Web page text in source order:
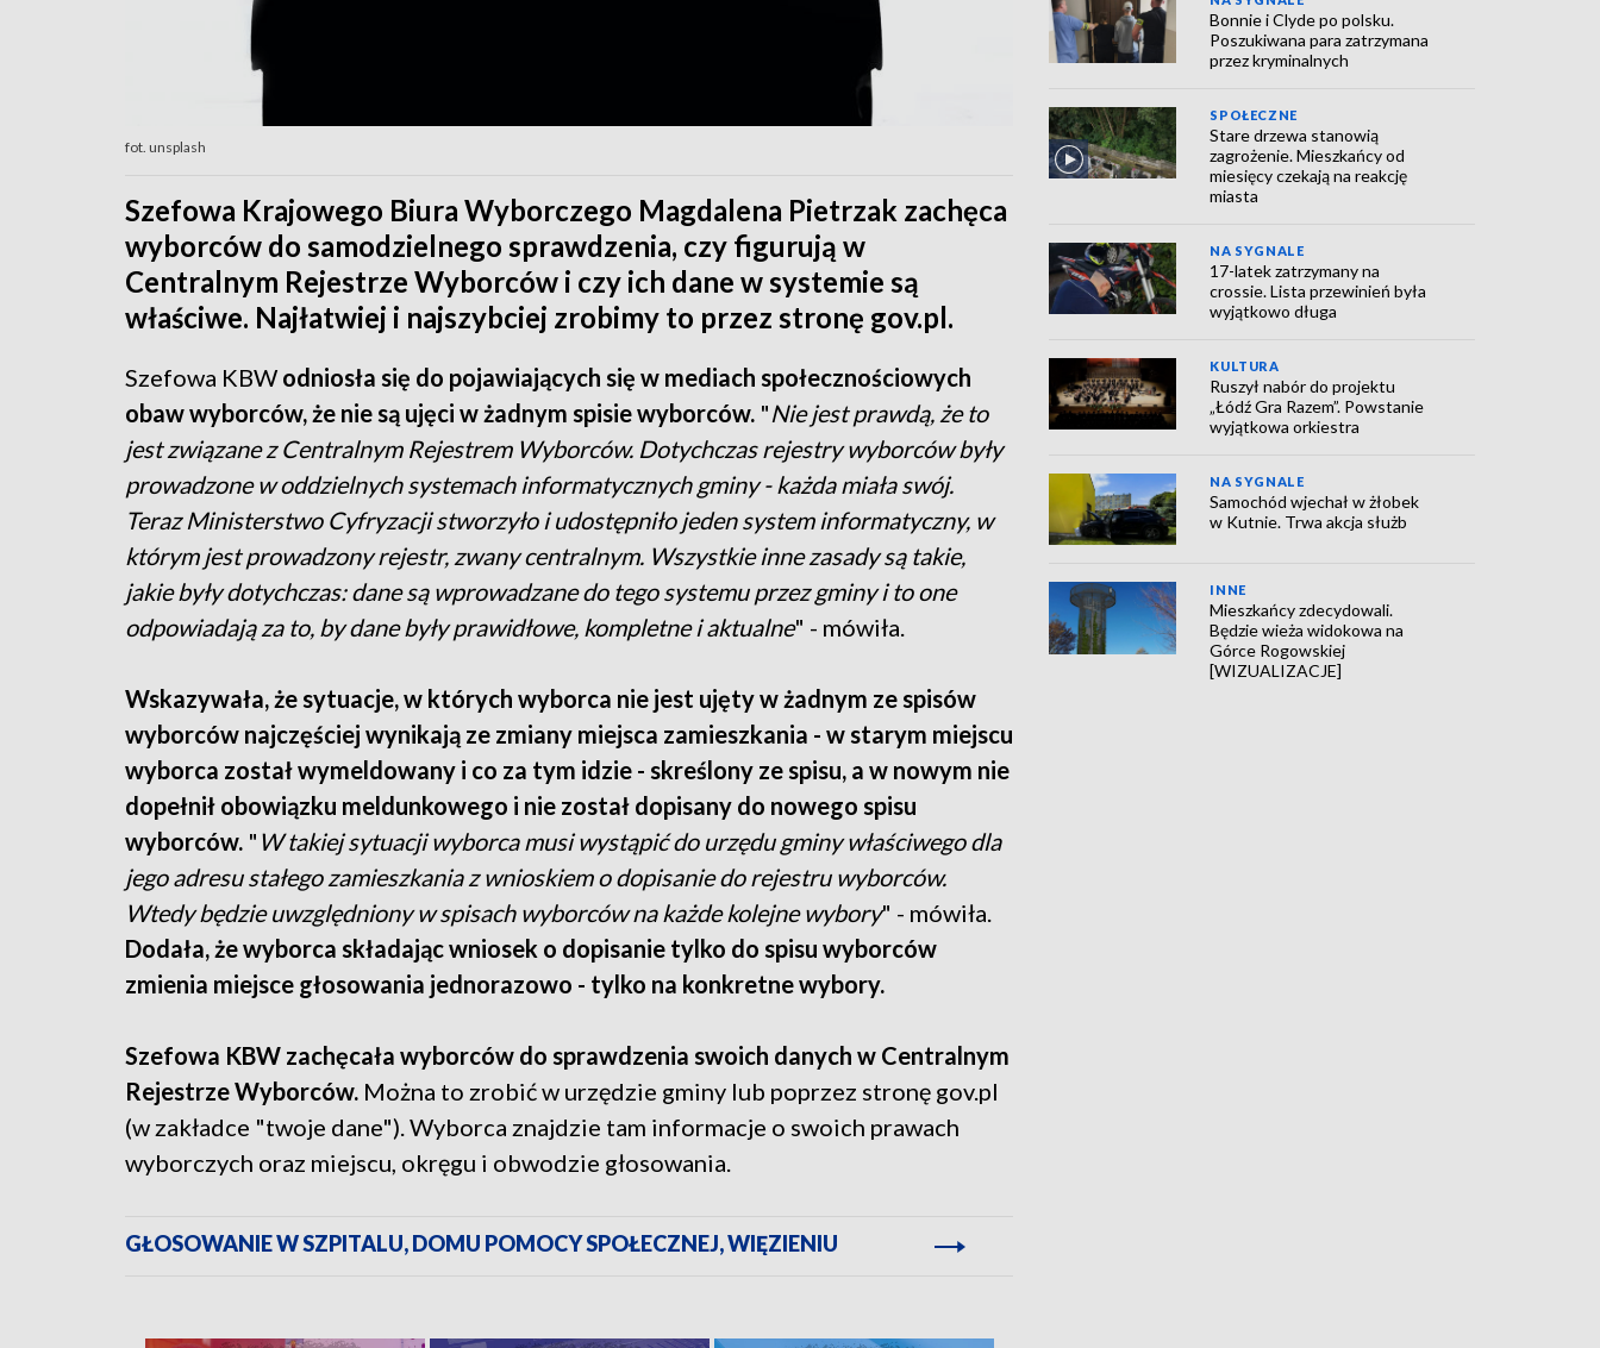
fot. unsplash
Szefowa Krajowego Biura Wyborczego Magdalena Pietrzak zachęca
wyborców do samodzielnego sprawdzenia, czy figurują w
Centralnym Rejestrze Wyborców i czy ich dane w systemie są
właściwe. Najłatwiej i najszybciej zrobimy to przez stronę gov.pl.
Szefowa KBW odniosła się do pojawiających się w mediach społecznościowych
obaw wyborców, że nie są ujęci w żadnym spisie wyborców. "Nie jest prawdą, że to
jest związane z Centralnym Rejestrem Wyborców. Dotychczas rejestry wyborców były
prowadzone w oddzielnych systemach informatycznych gminy - każda miała swój.
Teraz Ministerstwo Cyfryzacji stworzyło i udostępniło jeden system informatyczny, w
którym jest prowadzony rejestr, zwany centralnym. Wszystkie inne zasady są takie,
jakie były dotychczas: dane są wprowadzane do tego systemu przez gminy i to one
odpowiadają za to, by dane były prawidłowe, kompletne i aktualne" - mówiła.
Wskazywała, że sytuacje, w których wyborca nie jest ujęty w żadnym ze spisów
wyborców najczęściej wynikają ze zmiany miejsca zamieszkania - w starym miejscu
wyborca został wymeldowany i co za tym idzie - skreślony ze spisu, a w nowym nie
dopełnił obowiązku meldunkowego i nie został dopisany do nowego spisu
wyborców. " W takiej sytuacji wyborca musi wystąpić do urzędu gminy właściwego dla
jego adresu stałego zamieszkania z wnioskiem o dopisanie do rejestru wyborców.
Wtedy będzie uwzględniony w spisach wyborców na każde kolejne wybory" - mówiła.
Dodała, że wyborca składając wniosek o dopisanie tylko do spisu wyborców
zmienia miejsce głosowania jednorazowo - tylko na konkretne wybory.
Szefowa KBW zachęcała wyborców do sprawdzenia swoich danych w Centralnym
Rejestrze Wyborców. Można to zrobić w urzędzie gminy lub poprzez stronę gov.pl
(w zakładce "twoje dane"). Wyborca znajdzie tam informacje o swoich prawach
wyborczych oraz miejscu, okręgu i obwodzie głosowania.
GŁOSOWANIE W SZPITALU, DOMU POMOCY SPOŁECZNEJ, WIĘZIENIU
Bonnie i Clyde po polsku.
Poszukiwana para zatrzymana
przez kryminalnych
SPOŁECZNE
Stare drzewa stanowią
zagrożenie. Mieszkańcy od
miesięcy czekają na reakcję
miasta
NA SYGNALE
17-latek zatrzymany na
crossie. Lista przewinień była
wyjątkowo długa
KULTURA
Ruszył nabór do projektu
„Łódź Gra Razem”. Powstanie
wyjątkowa orkiestra
NA SYGNALE
Samochód wjechał w żłobek
w Kutnie. Trwa akcja służb
INNE
Mieszkańcy zdecydowali.
Będzie wieża widokowa na
Górce Rogowskiej
[WIZUALIZACJE]